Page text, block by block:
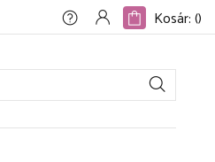
Kosár: ()
Kosár: ()
Sárga-fehér csíkos ruha